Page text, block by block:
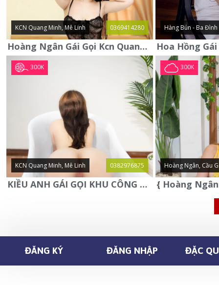
KCN Quang Minh, Mê Linh 0369414280
Hoàng Ngân Gái Gọi Kcn Quang Minh - Mê Linh . Hàng Vip Lần Đầu
Hàng Bún - Ba Đình
300K
KCN Quang Minh, Mê Linh 0382976875
KIỀU ANH GÁI GỌI KHU CÔNG NGHIỆP QUANG MINH - MÊ LINH
300K
Hoàng Ngân, Cầu
ĐĂNG KÝ ĐĂNG NHẬP ĐẶC